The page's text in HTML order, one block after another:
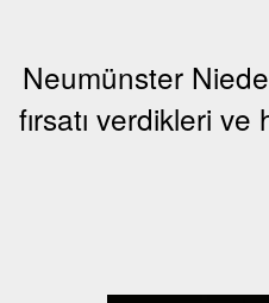
Neumünster
fırsatı verdikleri